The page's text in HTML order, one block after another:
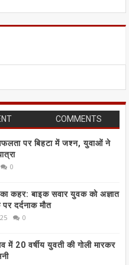
COMMENTS
पर बिहटा में जश्न, युवाओं ने
0
कहर: बाइक सवार युवक को अज्ञात
दर्दनाक मौत
0
में 20 वर्षीय युवती की गोली मारकर